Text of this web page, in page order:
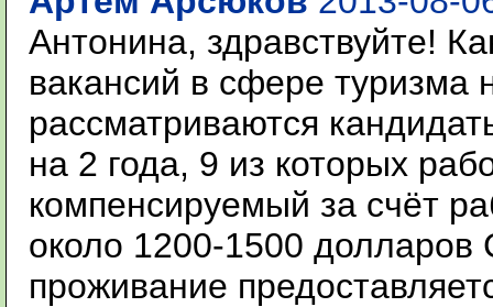
Антонина, здравствуйте!
вакансий в сфере туризма
рассматриваются
на 2 года, 9 из которых
компенсируемый за счёт
около 1200-1500
проживание